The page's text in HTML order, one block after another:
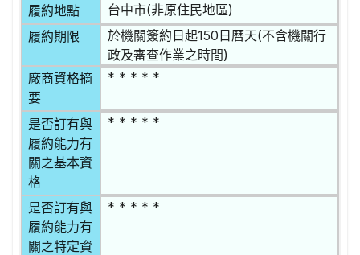
履約地點
台中市(非原住民地區)
履約期限
於機關簽約日起150日曆天(不含機關行
政及審查作業之時間)
廠商資格摘
要
* * * * *
是否訂有與
履約能力有
關之基本資
格
* * * * *
是否訂有與
履約能力有
關之特定資
* * * * *